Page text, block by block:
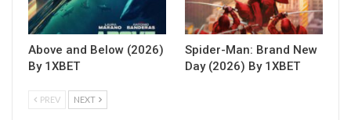
Above and Below (2026)
By 1XBET
Spider-Man: Brand New
Day (2026) By 1XBET
PREV NEXT